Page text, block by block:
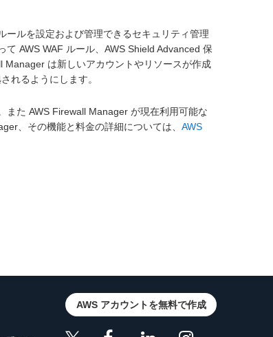
ルを設定および管理できるセキュリティ管理
AWS WAF ルール、AWS Shield Advanced 保
Manager は新しいアカウントやリソースが作成
れるようにします。
また AWS Firewall Manager が現在利用可能な
、その機能と料金の詳細については、 AWS
AWS アカウントを無料で作成